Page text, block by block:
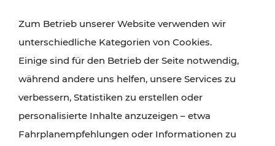
Wanderungen, Kultur und Gastronomie,
Radtouren oder purer Naturgenuss – viele
Attraktionen sind mit den Ticket- und Fahrplan-
Angeboten des VOR gut und schnell erreichbar.
Zum Betrieb unserer Website verwenden wir
unterschiedliche Kategorien von Cookies.
Einige sind für den Betrieb der Seite notwendig,
während andere uns helfen, unsere Services zu
verbessern, Statistiken zu erstellen oder
personalisierte Inhalte anzuzeigen – etwa
Fahrplanempfehlungen oder Informationen zu